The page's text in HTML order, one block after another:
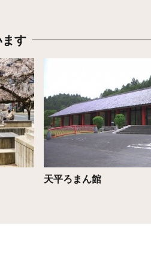
す
天平ろまん館